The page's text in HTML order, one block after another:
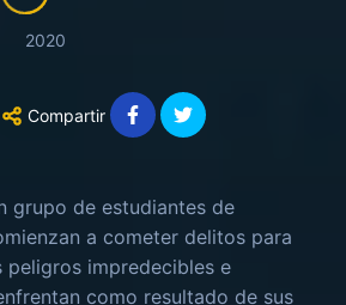
2020
Compartir
grupo de estudiantes de
a cometer delitos para
peligros impredecibles e
como resultado de sus